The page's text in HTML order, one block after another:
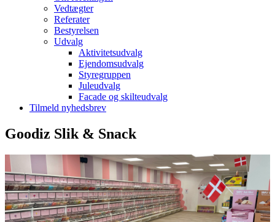
Vedtægter
Referater
Bestyrelsen
Udvalg
Aktivitetsudvalg
Ejendomsudvalg
Styregruppen
Juleudvalg
Facade og skilteudvalg
Tilmeld nyhedsbrev
Goodiz Slik & Snack